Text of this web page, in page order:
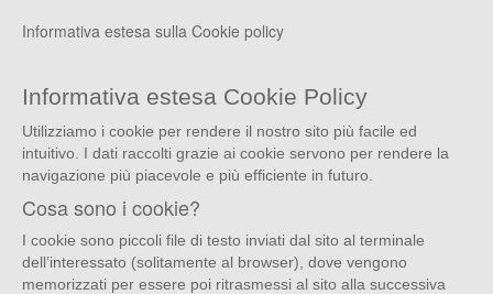
Informativa estesa sulla Cookie policy
Informativa estesa Cookie Policy
Utilizziamo i cookie per rendere il nostro sito più facile ed
intuitivo. I dati raccolti grazie ai cookie servono per rendere la
navigazione più piacevole e più efficiente in futuro.
Cosa sono i cookie?
I cookie sono piccoli file di testo inviati dal sito al terminale
dell’interessato (solitamente al browser), dove vengono
memorizzati per essere poi ritrasmessi al sito alla successiva